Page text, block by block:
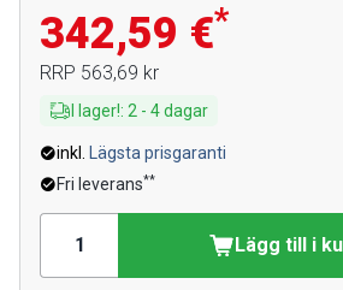
342,59 €*
RRP 563,69 kr
I lager!: 2 - 4dagar
inkl.
Lägsta prisgaranti
Fri leverans**
Lägg till i